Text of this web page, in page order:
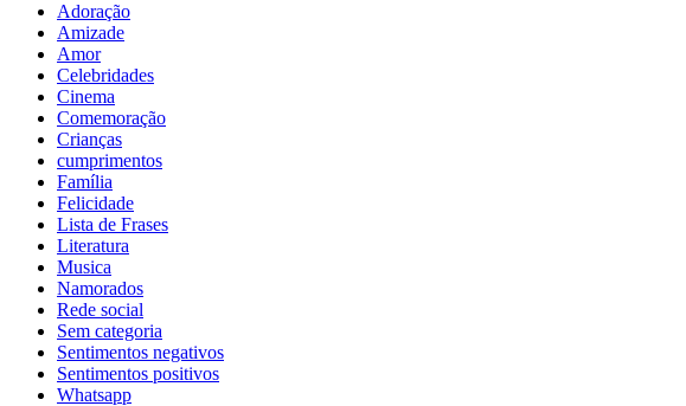
Adoração
Amizade
Amor
Celebridades
Cinema
Comemoração
Crianças
cumprimentos
Família
Felicidade
Lista de Frases
Literatura
Musica
Namorados
Rede social
Sem categoria
Sentimentos negativos
Sentimentos positivos
Whatsapp